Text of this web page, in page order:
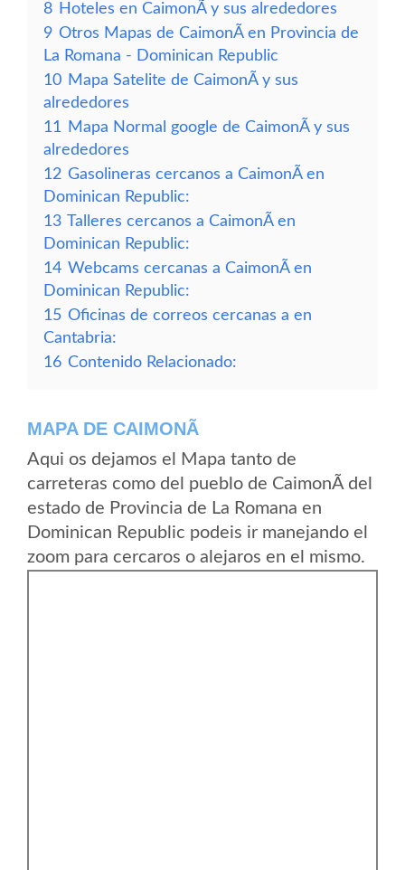
8 Hoteles en CaimonÃ­ y sus alrededores
9 Otros Mapas de CaimonÃ­ en Provincia de
La Romana - Dominican Republic
10 Mapa Satelite de CaimonÃ­ y sus
alrededores
11
Mapa Normal google de CaimonÃ­ y sus
alrededores
12 Gasolineras cercanos a CaimonÃ­ en
Dominican Republic:
13 Talleres cercanos a CaimonÃ­ en
Dominican Republic:
14 Webcams cercanas a CaimonÃ­ en
Dominican Republic:
15 Oficinas de correos cercanas a en
Cantabria:
16 Contenido Relacionado:
MAPA DE CAIMONÃ­
Aqui os dejamos el Mapa tanto de
carreteras como del pueblo de CaimonÃ­ del
estado de Provincia de La Romana en
Dominican Republic podeis ir manejando el
zoom para cercaros o alejaros en el mismo.